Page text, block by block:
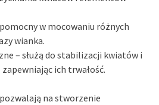
w mocowaniu różnych
wianka.
– służą do stabilizacji kwiatów i
ich trwałość.
na stworzenie